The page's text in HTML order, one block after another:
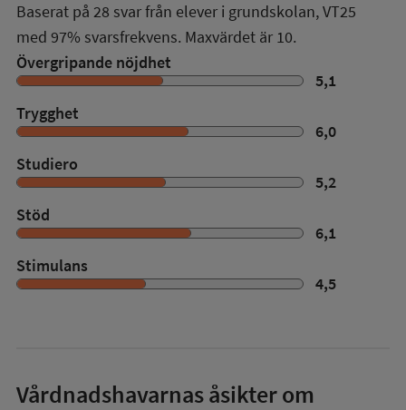
Baserat på 28 svar från elever i grundskolan,VT25
med 97% svarsfrekvens. Maxvärdet är 10.
Övergripande nöjdhet
5,1
Trygghet
6,0
Studiero
5,2
Stöd
6,1
Stimulans
4,5
Vårdnadshavarnas åsikter om